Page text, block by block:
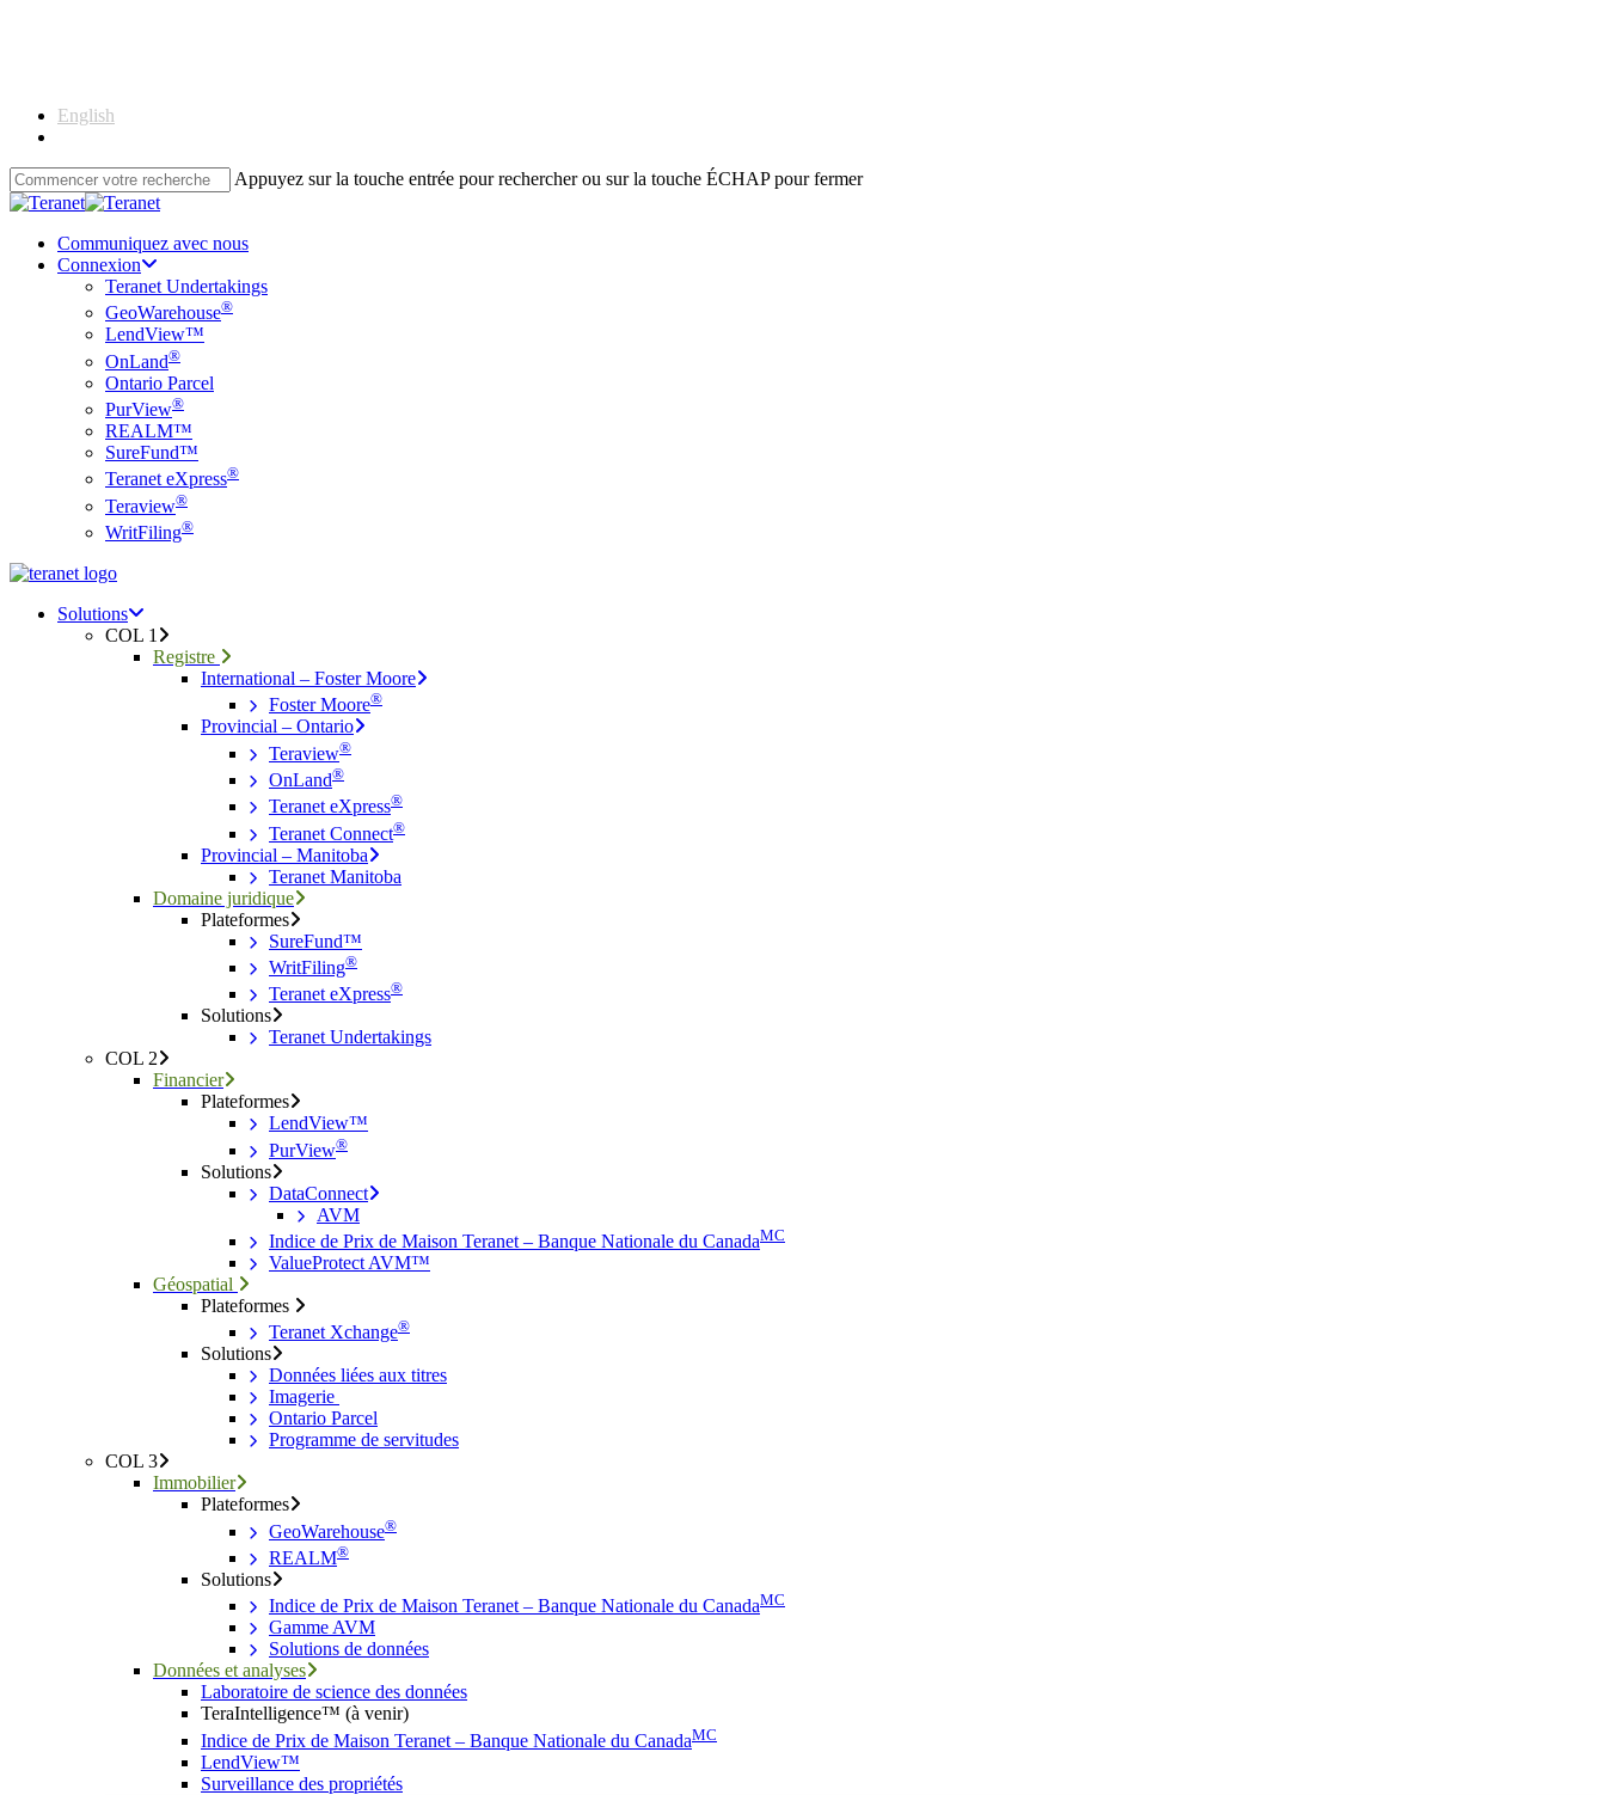
English
Appuyez sur la touche entrée pour rechercher ou sur la touche ÉCHAP pour fermer
Close
Communiquez avec nous
Connexion
Teranet Undertakings
GeoWarehouse®
LendView™
OnLand®
Ontario Parcel
PurView®
REALM™
SureFund™
Teranet eXpress®
Teraview®
WritFiling®
Menu
search
Menu
Solutions
COL 1
Registre
International – Foster Moore
Foster Moore®
Provincial – Ontario
Teraview®
OnLand®
Teranet eXpress®
Teranet Connect®
Provincial – Manitoba
Teranet Manitoba
Domaine juridique
Plateformes
SureFund™
WritFiling®
Teranet eXpress®
Solutions
Teranet Undertakings
COL 2
Financier
Plateformes
LendView™
PurView®
Solutions
DataConnect
AVM
Indice de Prix de Maison Teranet – Banque Nationale du CanadaMC
ValueProtect AVM™
Géospatial
Plateformes
Teranet Xchange®
Solutions
Données liées aux titres
Imagerie
Ontario Parcel
Programme de servitudes
COL 3
Immobilier
Plateformes
GeoWarehouse®
REALM®
Solutions
Indice de Prix de Maison Teranet – Banque Nationale du CanadaMC
Gamme AVM
Solutions de données
Données et analyses
Laboratoire de science des données
TeraIntelligence™ (à venir)
Indice de Prix de Maison Teranet – Banque Nationale du CanadaMC
LendView™
Surveillance des propriétés